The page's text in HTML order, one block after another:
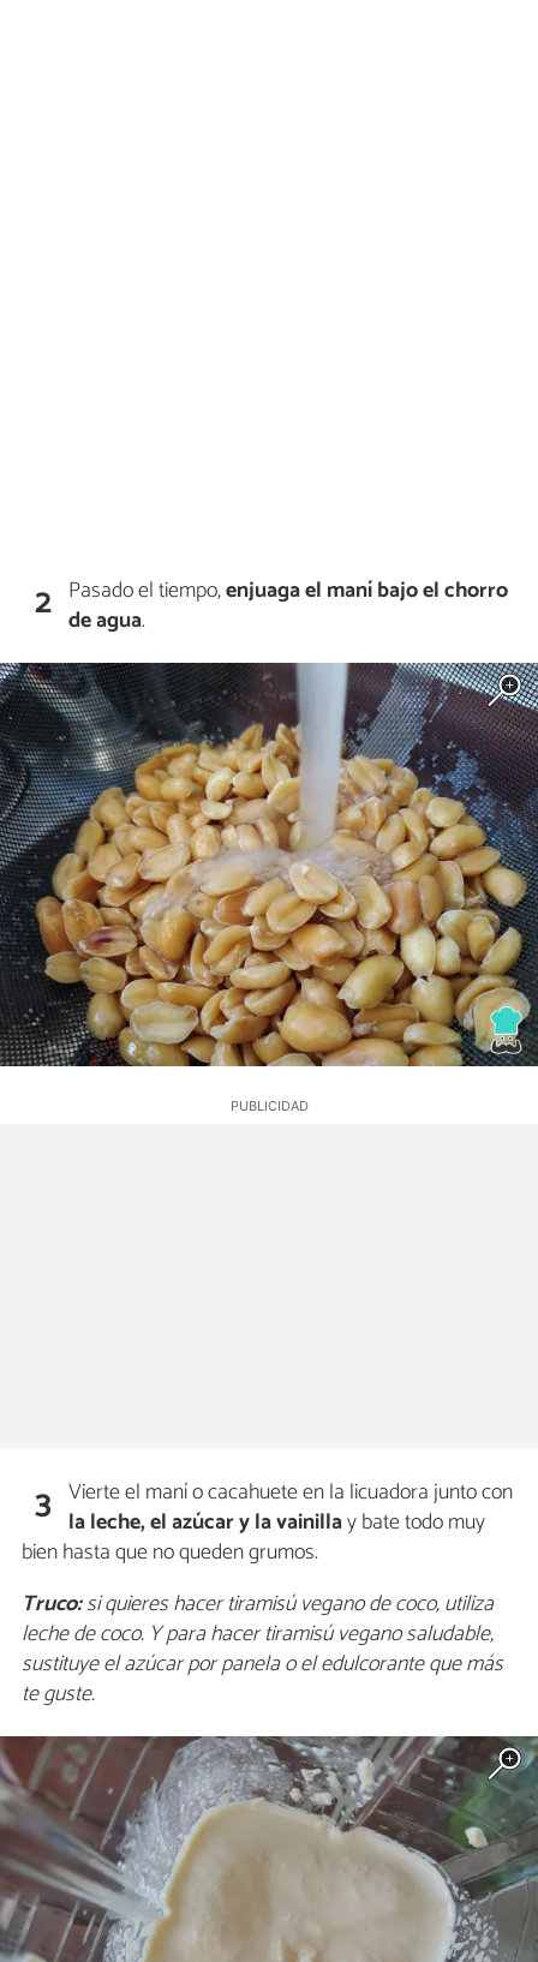
2 Pasado el tiempo,enjuaga el maní bajo el chorro
de agua.
3 Vierte el maní o cacahuete en la licuadora junto con
la leche, el azúcar y la vainillay bate todo muy
bien hasta que no queden grumos.
Truco:si quieres hacer tiramisú vegano de coco, utiliza
leche de coco. Y para hacer tiramisú vegano saludable,
sustituye el azúcar por panela o el edulcorante que más
te guste.